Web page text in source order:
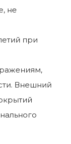
не
при
Внешний